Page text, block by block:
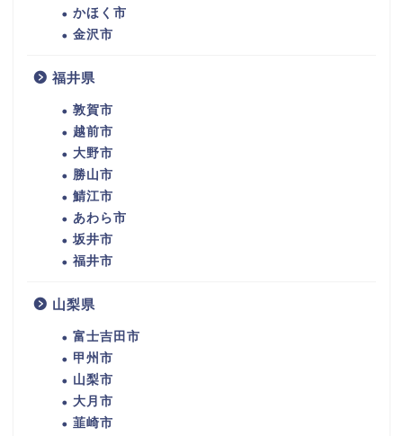
かほく市
金沢市
福井県
敦賀市
越前市
大野市
勝山市
鯖江市
あわら市
坂井市
福井市
山梨県
富士吉田市
甲州市
山梨市
大月市
韮崎市